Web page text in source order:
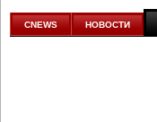
аналитике
CNEWS НОВОСТИ